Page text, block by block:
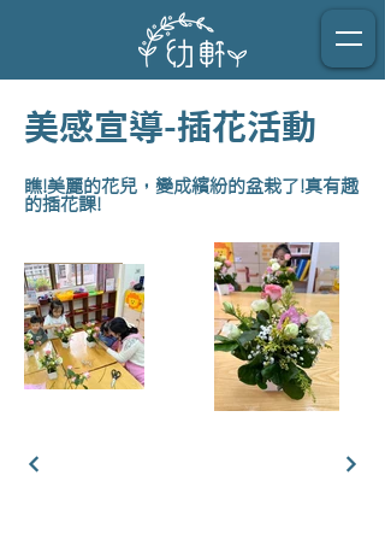
美感宣導-插花活動
瞧!美麗的花兒，變成繽紛的盆栽了!真有趣
的插花課!